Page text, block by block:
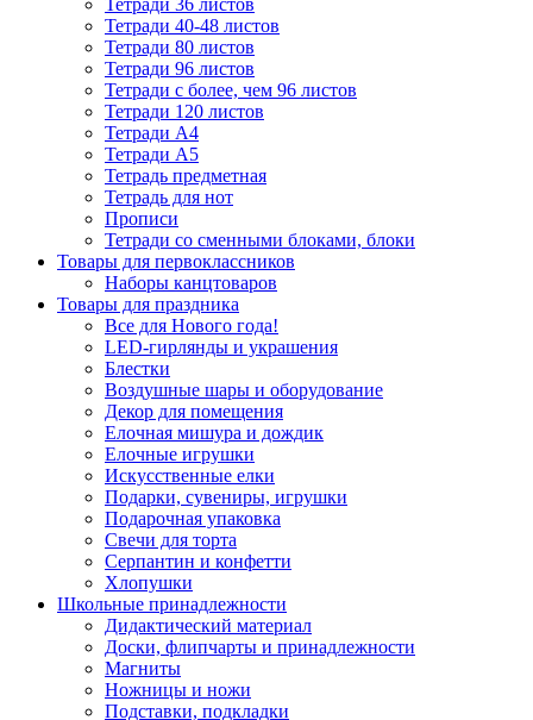
Тетради 36 листов
Тетради 40-48 листов
Тетради 80 листов
Тетради 96 листов
Тетради с более, чем 96 листов
Тетради 120 листов
Тетради А4
Тетради А5
Тетрадь предметная
Тетрадь для нот
Прописи
Тетради со сменными блоками, блоки
Товары для первоклассников
Наборы канцтоваров
Товары для праздника
Все для Нового года!
LED-гирлянды и украшения
Блестки
Воздушные шары и оборудование
Декор для помещения
Елочная мишура и дождик
Елочные игрушки
Искусственные елки
Подарки, сувениры, игрушки
Подарочная упаковка
Свечи для торта
Серпантин и конфетти
Хлопушки
Школьные принадлежности
Дидактический материал
Доски, флипчарты и принадлежности
Магниты
Ножницы и ножи
Подставки, подкладки